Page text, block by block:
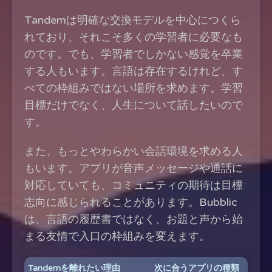
Tandemは明確な交換モデルを中心につくら
れており、それこそ多くの学習者に必要なも
のです。でも、学習者でしかない感覚を卒業
する人もいます。言語は存在するけれど、す
べての枠組みではない場所を求めます。学習
目標だけでなく、人生について話したいので
す。
また、もっとやわらかい会話環境を求める人
もいます。アプリが音声メッセージや通話に
対応していても、コミュニティの期待は目標
志向に感じられることがあります。Bubblic
は、言語の履歴書ではなく、お題と声から始
まる友情で入口の枠組みを変えます。
Tandemを離れたい理由 次に合うアプリの種類